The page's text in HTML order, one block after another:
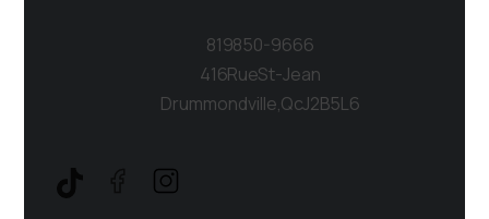
819 850-9666
416 Rue St-Jean
Drummondville, Qc J2B 5L6